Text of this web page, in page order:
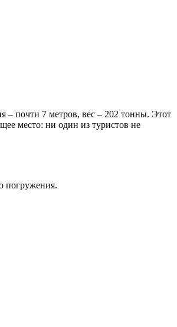
– почти 7 метров, вес – 202 тонны. Этот
место: ни один из туристов не
погружения.